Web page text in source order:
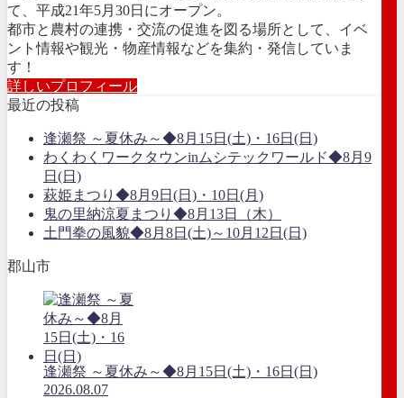
て、平成21年5月30日にオープン。
都市と農村の連携・交流の促進を図る場所として、イベ
ント情報や観光・物産情報などを集約・発信していま
す！
詳しいプロフィール
最近の投稿
逢瀬祭 ～夏休み～◆8月15日(土)・16日(日)
わくわくワークタウンinムシテックワールド◆8月9
日(日)
萩姫まつり◆8月9日(日)・10日(月)
鬼の里納涼夏まつり◆8月13日（木）
土門拳の風貌◆8月8日(土)～10月12日(日)
郡山市
逢瀬祭 ～夏休み～◆8月15日(土)・16日(日)
2026.08.07